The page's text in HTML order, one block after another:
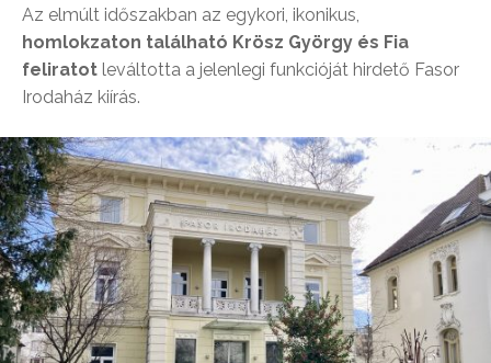
Az elmúlt időszakban az egykori, ikonikus,
homlokzaton található Krösz György és Fia
feliratot leváltotta a jelenlegi funkcióját hirdető Fasor
Irodaház kiírás.